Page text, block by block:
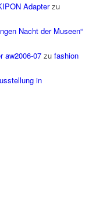
Adapterzu
Nacht der Museen“
aw2006-07zu fashion
in